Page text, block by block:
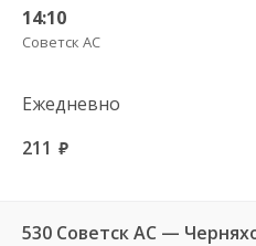
14:10
Советск АС
Ежедневно
211 руб.
530 Советск АС —